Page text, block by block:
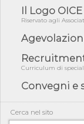
04/08/26 - DL
per ...
04/08/26 -
04/08/26 - CdS,
impugnar...
04/08/26 -
04/08/26 - CdS:
Il Logo OICE
Riservato agli
Curriculum di
Convegni e
Cerca nel sito